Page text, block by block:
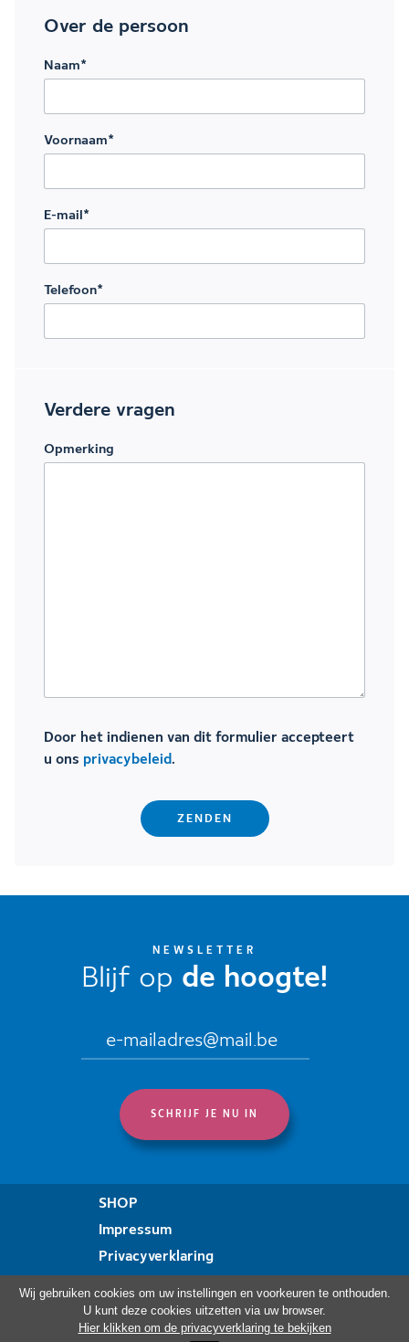
Over de persoon
Naam*
Voornaam*
E-mail *
Telefoon*
Verdere vragen
Opmerking
Door het indienen van dit formulier accepteert
u ons privacybeleid.
NEWSLETTER
Blijf op de hoogte!
SHOP
Impressum
Privacyverklaring
Bezoek ook:
Wij gebruiken cookies om uw instellingen en voorkeuren te onthouden.
U kunt deze cookies uitzetten via uw browser.
Hier klikken om de privacyverklaring te bekijken